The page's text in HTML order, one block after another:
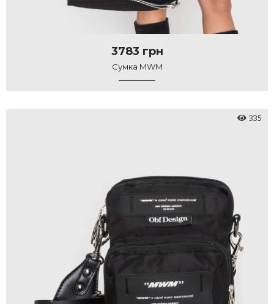
3783 грн
Сумка MWM
335